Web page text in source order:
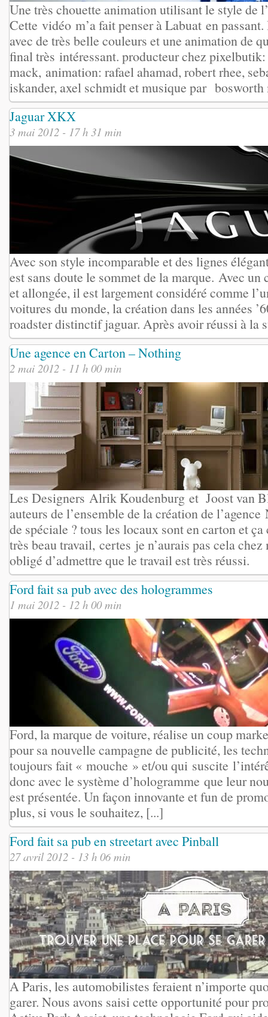
Une très chouette animation utilisant le style de
Cette vidéo m’a fait penser à Labuat en
avec de très belle couleurs et une animation de
final très intéressant. producteur chez
mack, animation: rafael ahamad, robert rhee,
iskander, axel schmidt et musique par bosworth
Jaguar XKX
3 mai 2012 - 17 h 31 min
Avec son style incomparable et des lignes
est sans doute le sommet de la marque. Avec un
et allongée, il est largement considéré comme
voitures du monde, la création dans les années
roadster distinctif jaguar. Après avoir réussi à la
Une agence en Carton – Nothing
2 mai 2012 - 11 h 00 min
Les Designers Alrik Koudenburg et Joost van
auteurs de l’ensemble de la création de
de spéciale ? tous les locaux sont en carton et ça
très beau travail, certes je n’aurais pas cela
obligé d’admettre que le travail est très réussi.
Ford fait sa pub avec des hologrammes
1 mai 2012 - 12 h 00 min
Ford, la marque de voiture, réalise un coup
pour sa nouvelle campagne de publicité, les
toujours fait « mouche » et/ou qui suscite
donc avec le système d’hologramme que leur
est présentée. Un façon innovante et fun de
plus, si vous le souhaitez, [...]
Ford fait sa pub en streetart avec Pinball
27 avril 2012 - 13 h 06 min
A Paris, les automobilistes feraient n’importe
garer. Nous avons saisi cette opportunité pour